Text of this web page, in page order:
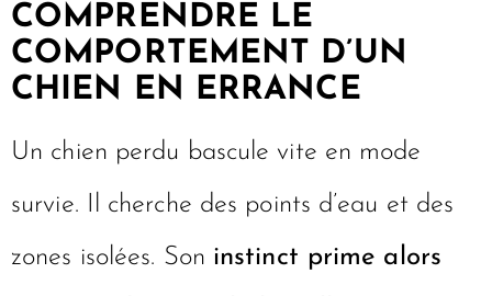
COMPRENDRE LE
COMPORTEMENT D’UN
CHIEN EN ERRANCE
Un chien perdu bascule vite en mode
survie. Il cherche des points d’eau et des
zones isolées. Son instinct prime alors